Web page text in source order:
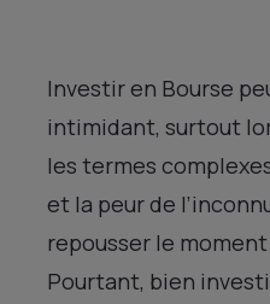
Investir en Bourse
intimidant, surtout
les termes
et la peur de
repousser le
Pourtant, bien